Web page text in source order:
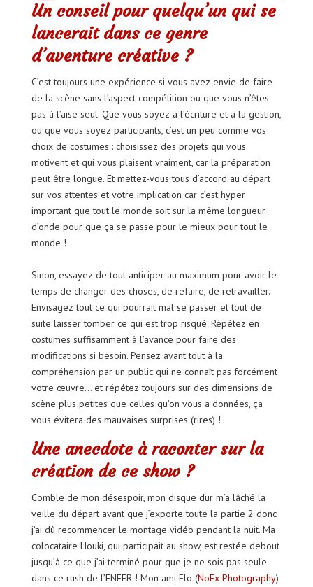
Un conseil pour quelqu’un qui se
lancerait dans ce genre
d’aventure créative ?
C’est toujours une expérience si vous avez envie de faire
de la scène sans l’aspect compétition ou que vous n’êtes
pas à l’aise seul. Que vous soyez à l’écriture et à la gestion,
ou que vous soyez participants, c’est un peu comme vos
choix de costumes : choisissez des projets qui vous
motivent et qui vous plaisent vraiment, car la préparation
peut être longue. Et mettez-vous tous d’accord au départ
sur vos attentes et votre implication car c’est hyper
important que tout le monde soit sur la même longueur
d’onde pour que ça se passe pour le mieux pour tout le
monde !
Sinon, essayez de tout anticiper au maximum pour avoir le
temps de changer des choses, de refaire, de retravailler.
Envisagez tout ce qui pourrait mal se passer et tout de
suite laisser tomber ce qui est trop risqué. Répétez en
costumes suffisamment à l’avance pour faire des
modifications si besoin. Pensez avant tout à la
compréhension par un public qui ne connaît pas forcément
votre œuvre… et répétez toujours sur des dimensions de
scène plus petites que celles qu’on vous a données, ça
vous évitera des mauvaises surprises (rires) !
Une anecdote à raconter sur la
création de ce show ?
Comble de mon désespoir, mon disque dur m’a lâché la
veille du départ avant que j’exporte toute la partie 2 donc
j’ai dû recommencer le montage vidéo pendant la nuit. Ma
colocataire Houki, qui participait au show, est restée debout
jusqu’à ce que j’ai terminé pour que je ne sois pas seule
dans ce rush de l’ENFER ! Mon ami Flo (NoEx Photography)